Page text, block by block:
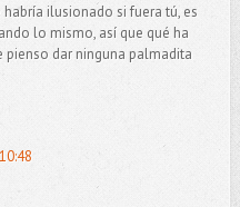
ilusionado si fuera tú, es
lo mismo, así que qué ha
pienso dar ninguna palmadita